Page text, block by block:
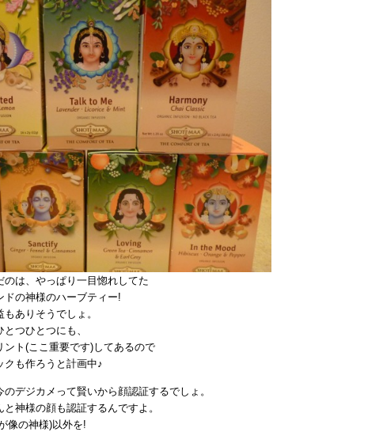
のは、やっぱり一目惚れしてた
ドの神様のハーブティー!
ありそうでしょ。
つひとつにも、
ント(ここ重要です)してあるので
クも作ろうと計画中♪
デジカメって賢いから顔認証するでしょ。
神様の顔も認証するんですよ。
像の神様)以外を!